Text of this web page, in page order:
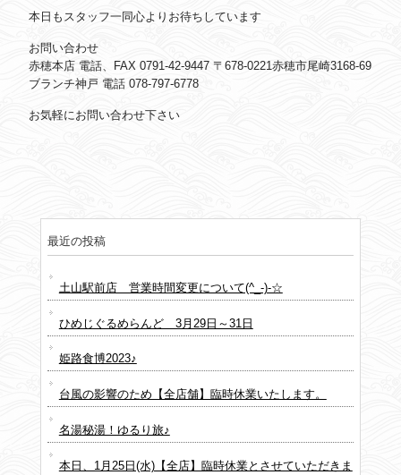
本日もスタッフ一同心よりお待ちしています
お問い合わせ
赤穂本店 電話、FAX 0791-42-9447 〒678-0221赤穂市尾崎3168-69
ブランチ神戸 電話 078-797-6778
お気軽にお問い合わせ下さい
最近の投稿
土山駅前店 営業時間変更について(^_-)-☆
ひめじぐるめらんど 3月29日～31日
姫路食博2023♪
台風の影響のため【全店舗】臨時休業いたします。
名湯秘湯！ゆるり旅♪
本日、1月25日(水)【全店】臨時休業とさせていただきま